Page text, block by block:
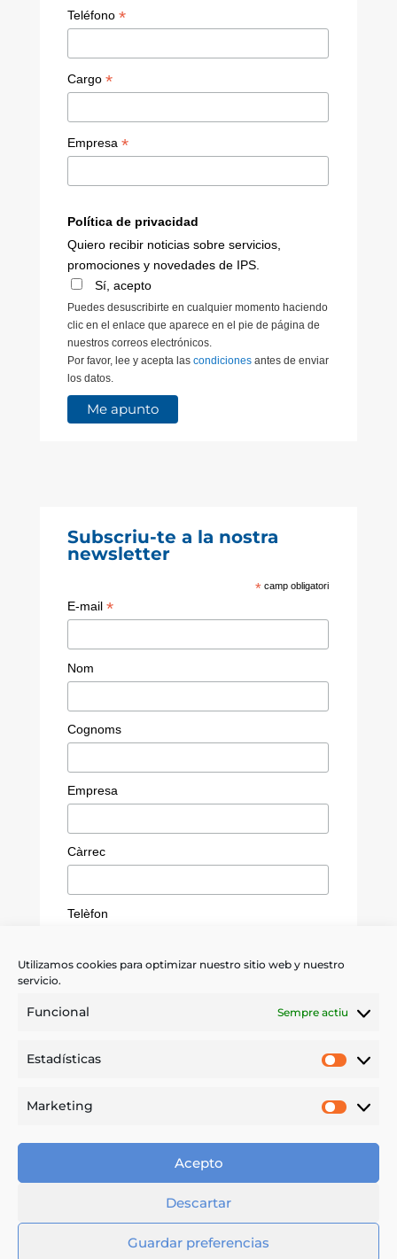
Utilizamos cookies para optimizar nuestro sitio web y nuestro
servicio.
Funcional Sempre actiu
Estadísticas
Marketing
Acepto
Descartar
Guardar preferencias
Teléfono *
Cargo *
Empresa *
Política de privacidad
Quiero recibir noticias sobre servicios,
promociones y novedades de IPS.
Sí, acepto
Puedes desuscribirte en cualquier momento haciendo
clic en el enlace que aparece en el pie de página de
nuestros correos electrónicos.
Por favor, lee y acepta las condicionesantes de enviar
los datos.
Subscriu-te a la nostra
newsletter
*camp obligatori
E-mail *
Nom
Cognoms
Empresa
Càrrec
Telèfon
servicios, promociones y novedades de
momento.